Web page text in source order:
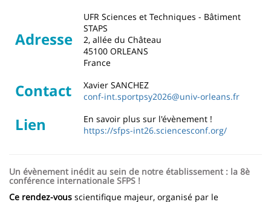
Adresse
UFR Sciences et Techniques - Bâtiment
STAPS
2, allée du Château
45100 ORLEANS
France
Contact
Xavier SANCHEZ
conf-int.sportpsy2026@univ-orleans.fr
Lien
En savoir plus sur l'évènement !
https://sfps-int26.sciencesconf.org/
Un évènement inédit au sein de notre établissement : la 8è
conférence internationale SFPS !
Ce rendez-vous scientifique majeur, organisé par le